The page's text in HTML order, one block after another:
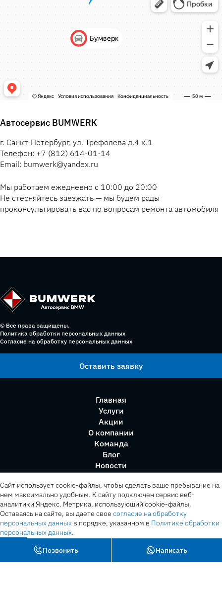
Автосервис BUMWERK
г. Санкт-Петербург, ул. Трефолева д.4 к.1
Телефон: +7 (812) 614-01-14
Email: bumwerk@yandex.ru
Мы работаем ежедневно с 10:00 до 20:00
Не стесняйтесь заезжать — мы будем рады
проконсультировать вас по вопросам ремонта автомобиля
© Все права защищены.
Политика обработки персональных данных
Согласие на обработку персональных данных
Оставить заявку
Главная
Услуги
Акции
О компании
Команда
Блог
Новости
Позвонить Написать
Сайт использует cookie-файлы, чтобы сделать ваше пребывание на
нем максимально удобным. К cайту подключен сервис веб-
аналитики Яндекс. Метрика, использующий cookie-файлы.
Оставаясь на сайте, вы даете свое согласие на обработку
персональных данных в порядке, указанном в Политике обработки
персональных данных.